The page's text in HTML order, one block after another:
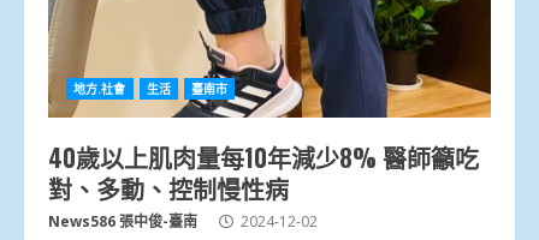
地方.社會 生活 臺南市
40歲以上肌肉量每10年減少8% 醫師籲吃
對、多動、控制慢性病
News586 張中俊-臺南 2024-12-02